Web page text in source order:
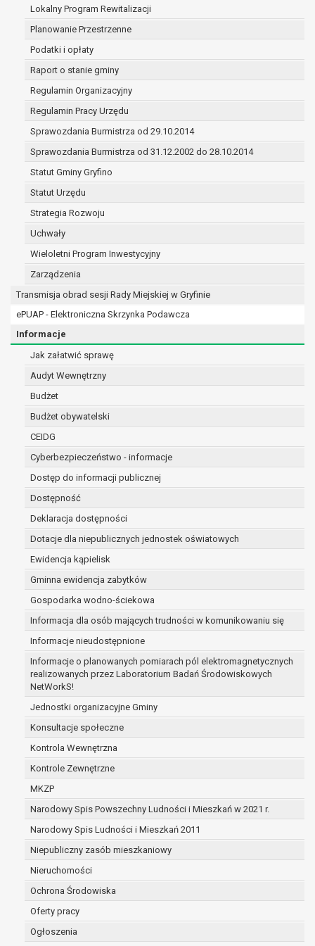
Lokalny Program Rewitalizacji
Planowanie Przestrzenne
Podatki i opłaty
Raport o stanie gminy
Regulamin Organizacyjny
Regulamin Pracy Urzędu
Sprawozdania Burmistrza od 29.10.2014
Sprawozdania Burmistrza od 31.12.2002 do 28.10.2014
Statut Gminy Gryfino
Statut Urzędu
Strategia Rozwoju
Uchwały
Wieloletni Program Inwestycyjny
Zarządzenia
Transmisja obrad sesji Rady Miejskiej w Gryfinie
ePUAP - Elektroniczna Skrzynka Podawcza
Informacje
Jak załatwić sprawę
Audyt Wewnętrzny
Budżet
Budżet obywatelski
CEIDG
Cyberbezpieczeństwo - informacje
Dostęp do informacji publicznej
Dostępność
Deklaracja dostępności
Dotacje dla niepublicznych jednostek oświatowych
Ewidencja kąpielisk
Gminna ewidencja zabytków
Gospodarka wodno-ściekowa
Informacja dla osób mających trudności w komunikowaniu się
Informacje nieudostępnione
Informacje o planowanych pomiarach pól elektromagnetycznych
realizowanych przez Laboratorium Badań Środowiskowych
NetWorkS!
Jednostki organizacyjne Gminy
Konsultacje społeczne
Kontrola Wewnętrzna
Kontrole Zewnętrzne
MKZP
Narodowy Spis Powszechny Ludności i Mieszkań w 2021 r.
Narodowy Spis Ludności i Mieszkań 2011
Niepubliczny zasób mieszkaniowy
Nieruchomości
Ochrona Środowiska
Oferty pracy
Ogłoszenia
(merytorycznych), a także obowiązków i
zadań zleconych przez instytucje
nadrzędne wobec Gminy;
zawarcia i realizacji umów;
ochrony żywotnych interesów osoby, której
dane dotyczą, lub innej osoby fizycznej;
wykonania zadania realizowanego w
interesie publicznym lub w ramach
sprawowania władzy publicznej
powierzonej administratorowi;
w pozostałych przypadkach dane osobowe
przetwarzane są wyłącznie na podstawie
wcześniej udzielonej zgody w zakresie i celu
określonym w treści zgody.
W związku z przetwarzaniem danych w celu
wskazanym w pkt. 3, dane osobowe mogą być
udostępniane innym upoważnionym odbiorcom lub
kategoriom odbiorców danych osobowych.
Odbiorcami mogą być:
podmioty, które przetwarzają dane
osobowe w imieniu administratora na
osobowych;
podmioty upoważnione do odbioru danych
przepisów prawa.
Pani/Pana dane osobowe będą przetwarzane
przez okres niezbędny do realizacji celu dla jakiego
zostały zebrane oraz zgodnie z terminami
archiwizacji określonymi przez przepisy prawa
powszechnie obowiązującego.
W przypadku, gdy dane osobowe przetwarzane są
na podstawie zgody osoby, której dane dotyczą
przetwarzanie odbywa się do czasu wycofania tej
zgody.
W przypadku, gdy dane osobowe przetwarzane są
w celu zawarcia i realizacji umowy przetwarzanie
odbywa się przez okres niezbędny do realizacji
zawartej umowy, a po tym czasie w zakresie
wymaganym przez przepisy prawa lub dla
zabezpieczenia ewentualnych roszczeń, a w
przypadku wyrażenia zgody na przetwarzanie
danych po zakończeniu i rozliczeniu umowy, do
czasu wycofania tej zgody.
Ponadto w przypadku umów o dofinansowanie
dane osobowe od momentu pozyskania
przechowywane są przez okres wynikający z
umowy o dofinansowanie zawartej między
beneficjentem a określoną instytucją, trwałości
dokumentacji projektu do celów kontrolnych.
W związku z przetwarzaniem przez
administratora danych osobowych przysługuje
Pani/Panu:
prawo dostępu do treści danych oraz
otrzymywania ich kopii na podstawie art. 15
RODO;
podstawie art. 16 RODO,